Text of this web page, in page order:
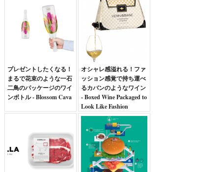
プレゼントしたくなる！
まるで花束のような一石
二鳥のパッケージのワイ
ンボトル - Blossom Cava
オシャレ感溢れる！ファ
ッション感覚で持ち運べ
るカバンのようなワイン
- Boxed Wine Packaged to
Look Like Fashion
Handbags -